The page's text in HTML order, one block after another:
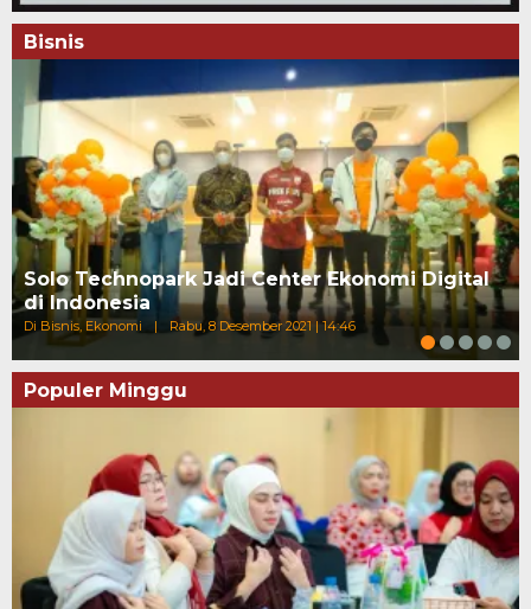
Bisnis
Solo Technopark Jadi Center Ekonomi Digital
di Indonesia
Di Bisnis, Ekonomi | Rabu, 8 Desember 2021 | 14:46
Populer Minggu